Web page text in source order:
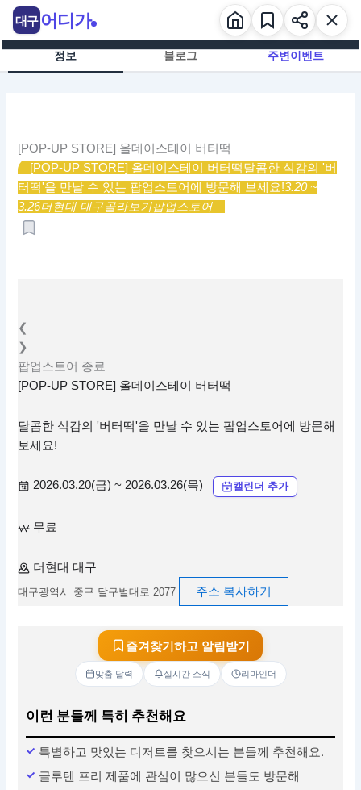
츠
정보 블로그 주변이벤트
[POP-UP STORE] 올데이스테이 버터떡
[POP-UP STORE] 올데이스테이 버터떡달콤한 식감의 '버
터떡'을 만날 수 있는 팝업스토어에 방문해 보세요!3.20 ~
3.26더현대 대구골라보기팝업스토어
❮
❯
팝업스토어 종료
[POP-UP STORE] 올데이스테이 버터떡
달콤한 식감의 '버터떡'을 만날 수 있는 팝업스토어에 방문해
보세요!
2026.03.20(금) ~ 2026.03.26(목) 캘린더 추가
무료
더현대 대구
대구광역시 중구 달구벌대로 2077 주소 복사하기
즐겨찾기하고 알림받기
맞춤 달력 실시간 소식 리마인더
이런 분들께 특히 추천해요
특별하고 맛있는 디저트를 찾으시는 분들께 추천해요.
글루텐 프리 제품에 관심이 많으신 분들도 방문해
대구 어디가